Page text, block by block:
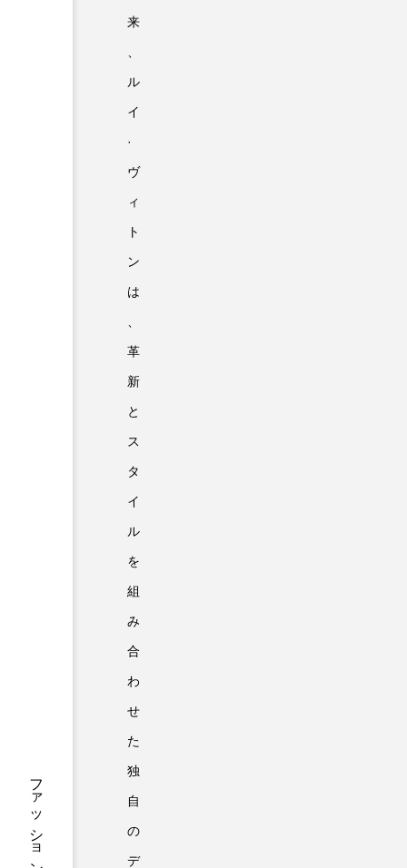
来
ル
イ
·
ヴ
ィ
ト
ン
は
革
新
と
ス
タ
イ
ル
を
組
み
合
わ
せ
た
独
自
の
デ